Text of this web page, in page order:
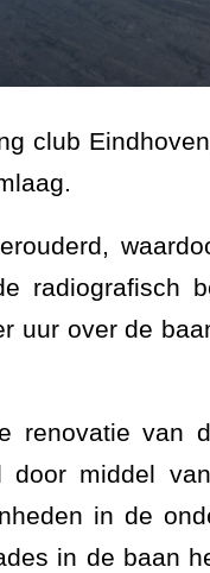
club
radiografisch
uur over de
renovatie van
middel
in de
in de baan